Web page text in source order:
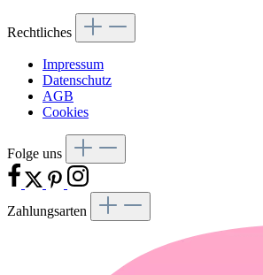
Rechtliches
Impressum
Datenschutz
AGB
Cookies
Folge uns
Zahlungsarten